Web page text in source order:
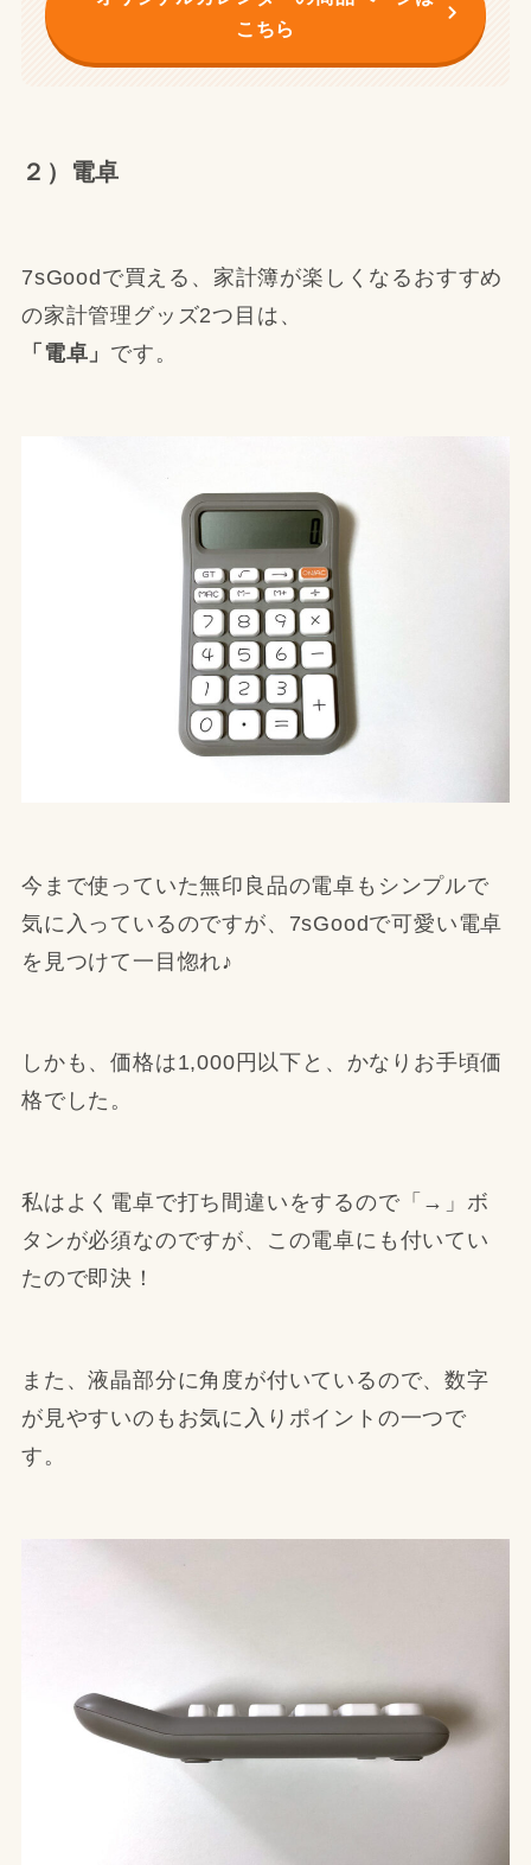
こちら
２）電卓
7sGoodで買える、家計簿が楽しくなるおすすめ
の家計管理グッズ2つ目は、
「電卓」 です。
今まで使っていた無印良品の電卓もシンプルで
気に入っているのですが、7sGoodで可愛い電卓
を見つけて一目惚れ♪
しかも、価格は1,000円以下と、かなりお手頃価
格でした。
私はよく電卓で打ち間違いをするので「→」ボ
タンが必須なのですが、この電卓にも付いてい
たので即決！
また、液晶部分に角度が付いているので、数字
が見やすいのもお気に入りポイントの一つで
す。